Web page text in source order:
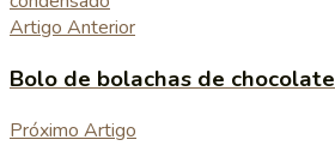
Artigo Anterior
Bolo de bolachas de chocolate
Próximo Artigo